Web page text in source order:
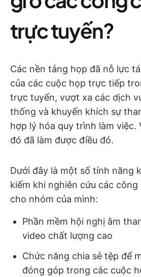
trực tuyến?
Các nền tảng họp đã nỗ lực
của các cuộc họp trực tiếp
trực tuyến, vượt xa các dịch
thống và khuyến khích sự
hợp lý hóa quy trình làm việc.
đó đã làm được điều đó.
Dưới đây là một số tính năng
kiếm khi nghiên cứu các
cho nhóm của mình:
Phần mềm hội nghị âm
video chất lượng cao
Chức năng chia sẻ tệp để
đóng góp trong các cuộc